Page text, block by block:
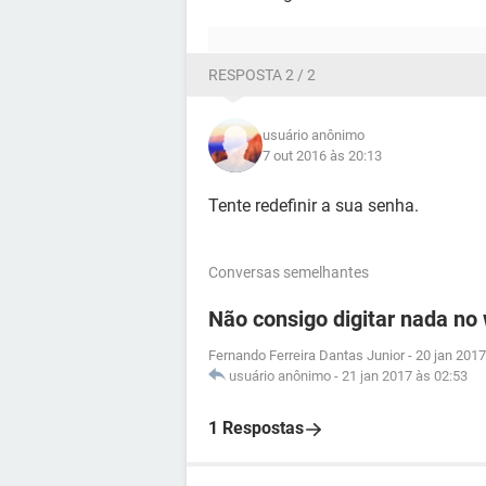
RESPOSTA 2 / 2
usuário anônimo
7 out 2016 às 20:13
Tente redefinir a sua senha.
Conversas semelhantes
Não consigo digitar nada no
Fernando Ferreira Dantas Junior - 20 jan
usuário anônimo - 21 jan 2017 às 02:53
1 Respostas